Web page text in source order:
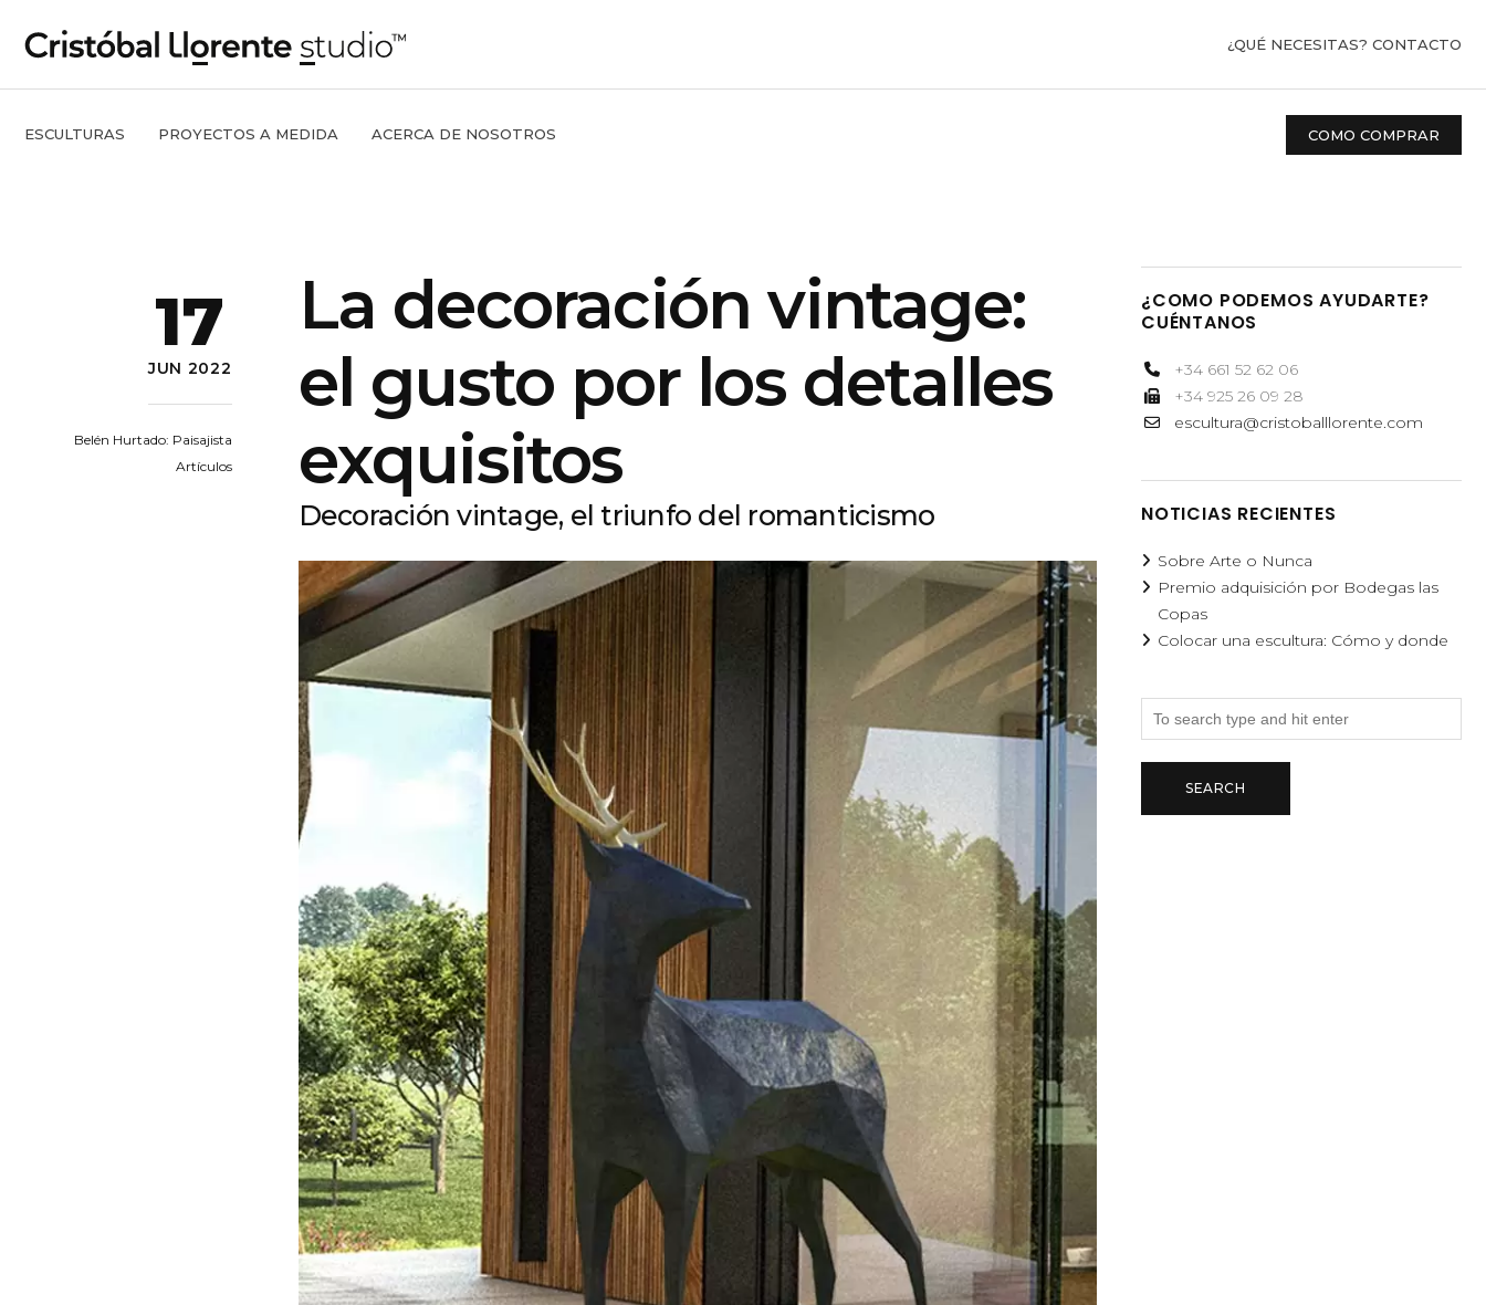
¿QUÉ NECESITAS? CONTACTO
ESCULTURAS PROYECTOS A MEDIDA ACERCA DE NOSOTROS COMO COMPRAR
17
JUN 2022
Belén Hurtado: Paisajista
Artículos
La decoración vintage:
el gusto por los detalles
exquisitos
Decoración vintage, el triunfo del romanticismo
¿COMO PODEMOS AYUDARTE?
CUÉNTANOS
+34 661 52 62 06
+34 925 26 09 28
escultura@cristoballlorente.com
NOTICIAS RECIENTES
Sobre Arte o Nunca
Premio adquisición por Bodegas las
Copas
Colocar una escultura: Cómo y donde